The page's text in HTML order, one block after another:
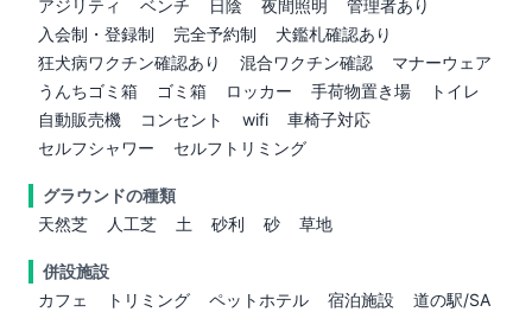
アジリティ
ベンチ 日陰 夜間照明
管理者あり
入会制・登録制
完全予約制
犬鑑札確認あり
狂犬病ワクチン確認あり
混合ワクチン確認
マナーウェア
うんちゴミ箱
ゴミ箱 ロッカー 手荷物置き場
トイレ
自動販売機
コンセント wifi
車椅子対応
セルフシャワー
セルフトリミング
グラウンドの種類
天然芝
人工芝 土 砂利 砂 草地
併設施設
カフェ
トリミング ペットホテル 宿泊施設
道の駅/SA